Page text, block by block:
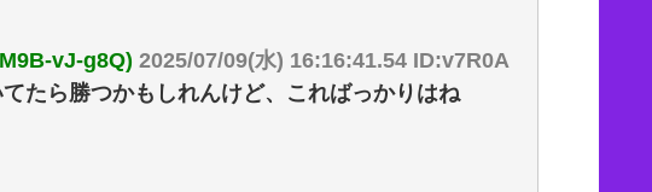
vJ-g8Q) 2025/07/09(水) 16:16:41.54 ID:v7R0A
たら勝つかもしれんけど、こればっかりはね